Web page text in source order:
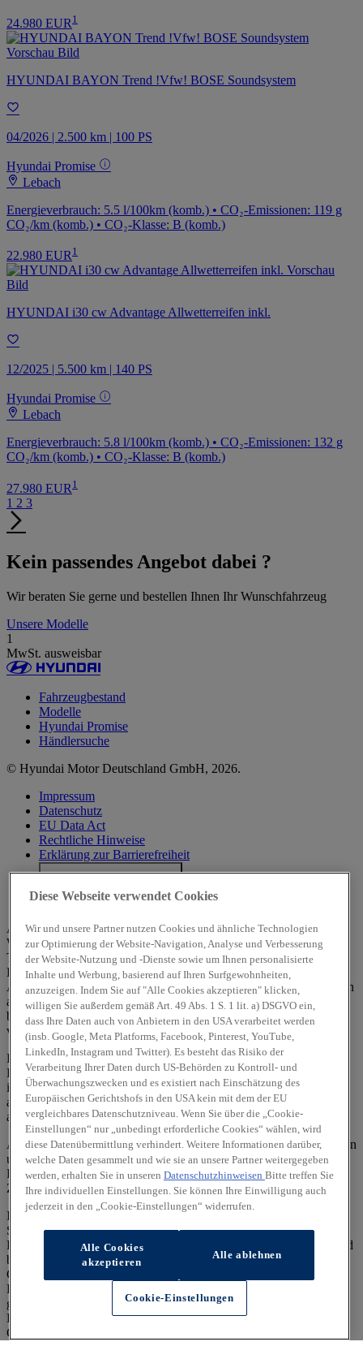
24.980 EUR 1
HYUNDAI BAYON Trend !Vfw! BOSE Soundsystem
04/2026 | 2.500 km | 100 PS
Hyundai Promise
Lebach
Energieverbrauch: 5.5 l/100km (komb.) • CO₂-Emissionen: 119 g
CO₂/km (komb.) • CO₂-Klasse: B (komb.)
22.980 EUR1
HYUNDAI i30 cw Advantage Allwetterreifen inkl.
12/2025 | 5.500 km | 140 PS
Hyundai Promise
Lebach
Energieverbrauch: 5.8 l/100km (komb.) • CO₂-Emissionen: 132 g
CO₂/km (komb.) • CO₂-Klasse: B (komb.)
27.980 EUR 1
1 2 3
Kein passendes Angebot dabei ?
Wir beraten Sie gerne und bestellen Ihnen Ihr Wunschfahrzeug
Unsere Modelle
1
MwSt. ausweisbar
Fahrzeugbestand
Modelle
Hyundai Promise
Händlersuche
© Hyundai Motor Deutschland GmbH, 2026.
Impressum
Datenschutz
EU Data Act
Rechtliche Hinweise
Erklärung zur Barrierefreiheit
Hyundai Deutschland
Alle angegebenen Werte wurden nach dem vorgeschriebenen
WLTP-Messverfahren (Worldwide harmonised Light-duty vehicles
Test Procedures) ermittelt. Der Kraftstoffverbrauch und die CO₂-
Emissionen eines Fahrzeuges hängen nicht nur von der effizienten
Ausnutzung des Kraftstoffs durch das Fahrzeug ab, sondern werden
auch vom Fahrverhalten und anderen nichttechnischen Faktoren
beeinflusst. CO₂ ist das für die Erderwärmung hauptsächlich
verantwortliche Treibhausgas.
Ein Leitfaden über den Kraftstoffverbrauch und die CO₂-
Emissionen aller in Deutschland angebotenen neuen Pkw-Modelle
ist unentgeltlich einsehbar an jedem Verkaufsort, an dem Pkw
ausgestellt oder angeboten werden. Der Leitfaden ist auch
abrufbar.
Alle Angaben und Abbildungen sind als unverbindlich zu betrachten
und stellen eine annähernde Beschreibung dar.
Fahrzeugabbildungen enthalten z. T. aufpreispflichtige
Zusatzausstattungen.
Im Hinblick auf Gebrauchtwagen entsprechen Sonder- und
Serienausstattung, die technischen Daten sowie Verbrauchs- und
Emissionswerte dem Stand eines entsprechenden Neufahrzeugs und
berücksichtigen keine etwaigen zwischenzeitlichen Änderungen.
Gebrauchtfahrzeuge weisen regelmäßig eine geringere elektrische
Reichweite auf als entsprechende Neufahrzeuge. Dies kann bei
gebrauchten Hybridfahrzeugen zu einem erhöhten
Kraftstoffverbrauch und einem damit einhergehenden erhöhten
CO₂-Ausstoß führen.
Diese Webseite verwendet Cookies
Wir und unsere Partner nutzen Cookies und ähnliche Technologien
zur Optimierung der Website-Navigation, Analyse und Verbesserung
der Website-Nutzung und -Dienste sowie um Ihnen personalisierte
Inhalte und Werbung, basierend auf Ihren Surfgewohnheiten,
anzuzeigen. Indem Sie auf "Alle Cookies akzeptieren" klicken,
willigen Sie außerdem gemäß Art. 49 Abs. 1 S. 1 lit. a) DSGVO ein,
dass Ihre Daten auch von Anbietern in den USA verarbeitet werden
(insb. Google, Meta Platforms, Facebook, Pinterest, YouTube,
LinkedIn, Instagram und Twitter). Es besteht das Risiko der
Verarbeitung Ihrer Daten durch US-Behörden zu Kontroll- und
Überwachungszwecken und es existiert nach Einschätzung des
Europäischen Gerichtshofs in den USA kein mit dem der EU
vergleichbares Datenschutzniveau. Wenn Sie über die „Cookie-
Einstellungen“ nur „unbedingt erforderliche Cookies“ wählen, wird
diese Datenübermittlung verhindert. Weitere Informationen darüber,
welche Daten gesammelt und wie sie an unsere Partner weitergegeben
werden, erhalten Sie in unseren Datenschutzhinweisen Bitte treffen Sie
Ihre individuellen Einstellungen. Sie können Ihre Einwilligung auch
jederzeit in den „Cookie-Einstellungen“ widerrufen.
Alle Cookies
akzeptieren
Alle ablehnen
Cookie-Einstellungen